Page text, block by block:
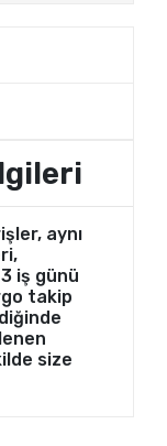
aynı
iş günü
takip
size